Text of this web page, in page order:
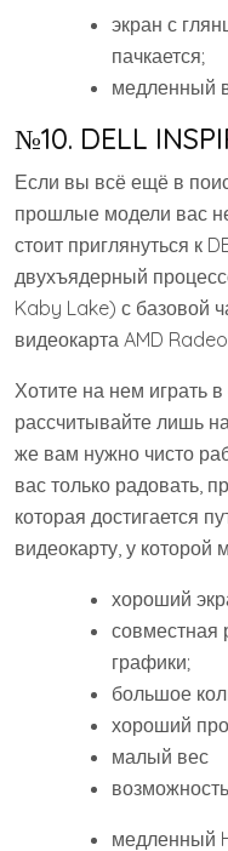
экран с
пачкается;
медленный
№10. DELL
Если вы всё ещё в
прошлые модели вас
стоит приглянуться к
двухъядерный
Kaby Lake) с базовой
видеокарта AMD
Хотите на нем играть
рассчитывайте лишь
же вам нужно чисто
вас только радовать,
которая достигается
видеокарту, у которой
хороший
совместная
графики;
большое
хороший
малый вес
медленный